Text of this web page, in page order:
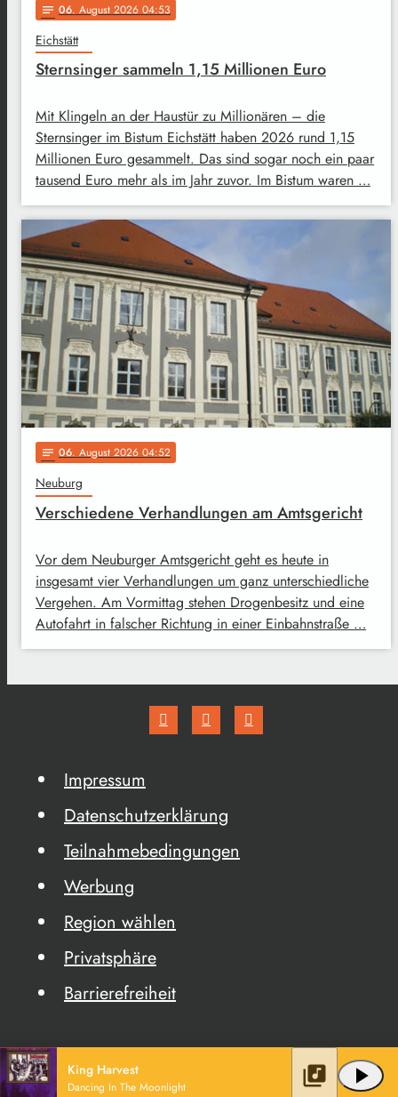
notes 06. August 2026 04:53
Eichstätt
Sternsinger sammeln 1,15 Millionen Euro
Mit Klingeln an der Haustür zu Millionären – die
Sternsinger im Bistum Eichstätt haben 2026 rund 1,15
Millionen Euro gesammelt. Das sind sogar noch ein paar
tausend Euro mehr als im Jahr zuvor. Im Bistum waren …
notes 06. August 2026 04:52
Neuburg
Verschiedene Verhandlungen am Amtsgericht
Vor dem Neuburger Amtsgericht geht es heute in
insgesamt vier Verhandlungen um ganz unterschiedliche
Vergehen. Am Vormittag stehen Drogenbesitz und eine
Autofahrt in falscher Richtung in einer Einbahnstraße …
Impressum
Datenschutzerklärung
Teilnahmebedingungen
Werbung
Region wählen
Privatsphäre
Barrierefreiheit
King Harvest
Dancing In The Moonlight play_arrow
library_music